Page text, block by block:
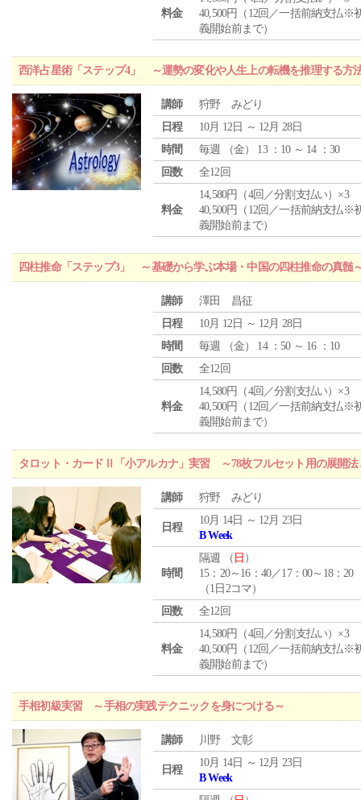
料金
40,500円（12回／一括前納支払※
義開始前まで）
西洋占星術「ステップ4」 ～運勢の変化や人生上の転機を推理する方
講師
狩野 みどり
日程
10月 12日 ～ 12月 28日
時間
毎週 （金） 13 ：10 ～ 14 ：30
回数
全12回
料金
14,580円（4回／分割支払い）×3
40,500円（12回／一括前納支払※
義開始前まで）
四柱推命「ステップ3」 ～基礎から学ぶ本場・中国の四柱推命の真髄
講師
澤田 昌征
日程
10月 12日 ～ 12月 28日
時間
毎週 （金） 14 ：50 ～ 16 ：10
回数
全12回
料金
14,580円（4回／分割支払い）×3
40,500円（12回／一括前納支払※
義開始前まで）
タロット・カードⅡ「小アルカナ」実習 ～78枚フルセット用の展開法
講師 狩野 みどり
日程
10月 14日 ～ 12月 23日
B Week
時間
隔週 （ 日 ）
15：20～16：40／17：00～18：20
（1日2コマ）
回数
全12回
料金
14,580円（4回／分割支払い）×3
40,500円（12回／一括前納支払※
義開始前まで）
手相初級実習 ～手相の実践テクニックを身につける～
講師 川野 文彰
日程
10月 14日 ～ 12月 23日
B Week